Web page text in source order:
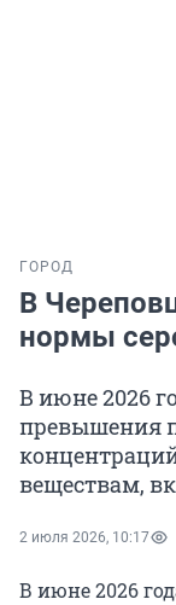
ГОРОД
В
нормы
В июне 2026
превышения
веществам,
2 июля 2026, 10:17
В июне 2026